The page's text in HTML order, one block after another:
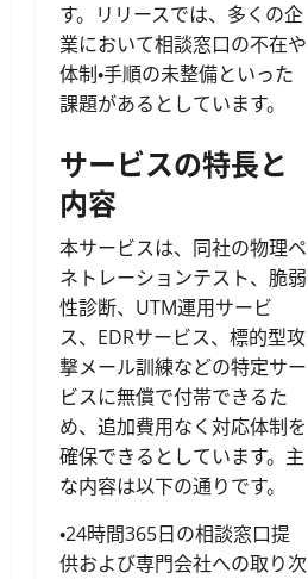
す。リリースでは、多くの企
業において相談窓口の不在や
体制・手順の未整備といった
課題があるとしています。
サービスの特長と
内容
本サービスは、同社の物理ペ
ネトレーションテスト、脆弱
性診断、UTM運用サービ
ス、EDRサービス、標的型攻
撃メール訓練などの特定サー
ビスに無償で付帯できるた
め、追加費用なく対応体制を
確保できるとしています。主
な内容は以下の通りです。
・24時間365日の相談窓口提
供および専門会社への取り次